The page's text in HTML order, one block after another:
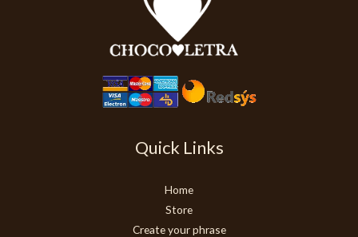
Quick Links
Home
Store
Create your phrase